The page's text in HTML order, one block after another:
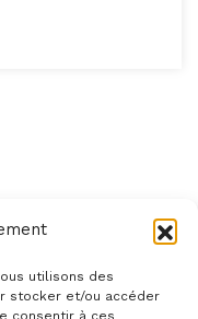
utilisons des
stocker et/ou accéder
consentir à ces